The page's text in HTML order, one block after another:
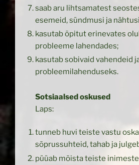
saab aru lihtsamatest
esemeid, sündmusi ja
kasutab õpitut erinevates
probleeme lahendades;
kasutab sobivaid vahendeid
probleemilahenduseks.
Sotsiaalsed oskused
Laps:
tunneb huvi teiste vastu
sõprussuhteid, tahab ja
püüab mõista teiste